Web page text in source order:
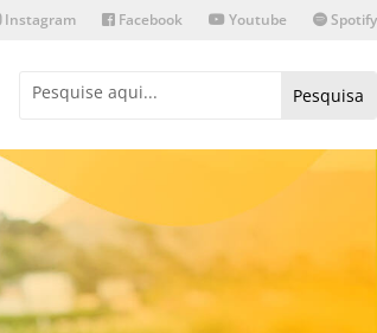
Instagram Facebook Youtube Spotify